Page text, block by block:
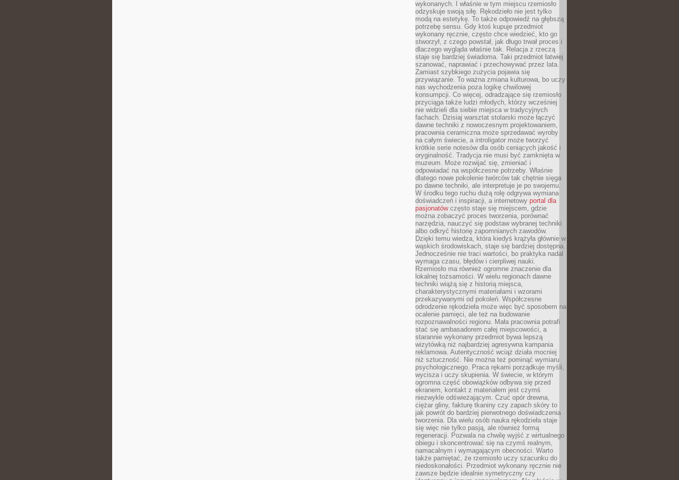
wykonanych. I właśnie w tym miejscu rzemiosło
odzyskuje swoją siłę. Rękodzieło nie jest tylko
modą na estetykę. To także odpowiedź na głębszą
potrzebę sensu. Gdy ktoś kupuje przedmiot
wykonany ręcznie, często chce wiedzieć, kto go
stworzył, z czego powstał, jak długo trwał proces i
dlaczego wygląda właśnie tak. Relacja z rzeczą
staje się bardziej świadoma. Taki przedmiot łatwiej
szanować, naprawiać i przechowywać przez lata.
Zamiast szybkiego zużycia pojawia się
przywiązanie. To ważna zmiana kulturowa, bo uczy
nas wychodzenia poza logikę chwilowej
konsumpcji. Co więcej, odradzające się rzemiosło
przyciąga także ludzi młodych, którzy wcześniej
nie widzieli dla siebie miejsca w tradycyjnych
fachach. Dzisiaj warsztat stolarski może łączyć
dawne techniki z nowoczesnym projektowaniem,
pracownia ceramiczna może sprzedawać wyroby
na całym świecie, a introligator może tworzyć
krótkie serie notesów dla osób ceniących jakość i
oryginalność. Tradycja nie musi być zamknięta w
muzeum. Może rozwijać się, zmieniać i
odpowiadać na współczesne potrzeby. Właśnie
dlatego nowe pokolenie twórców tak chętnie sięga
po dawne techniki, ale interpretuje je po swojemu.
W środku tego ruchu dużą rolę odgrywa wymiana
doświadczeń i inspiracji, a internetowy portal dla
pasjonatówczęsto staje się miejscem, gdzie
można zobaczyć proces tworzenia, porównać
narzędzia, nauczyć się podstaw wybranej techniki
albo odkryć historię zapomnianych zawodów.
Dzięki temu wiedza, która kiedyś krążyła głównie w
wąskich środowiskach, staje się bardziej dostępna.
Jednocześnie nie traci wartości, bo praktyka nadal
wymaga czasu, błędów i cierpliwej nauki.
Rzemiosło ma również ogromne znaczenie dla
lokalnej tożsamości. W wielu regionach dawne
techniki wiążą się z historią miejsca,
charakterystycznymi materiałami i wzorami
przekazywanymi od pokoleń. Współczesne
odrodzenie rękodzieła może więc być sposobem na
ocalenie pamięci, ale też na budowanie
rozpoznawalności regionu. Mała pracownia potrafi
stać się ambasadorem całej miejscowości, a
starannie wykonany przedmiot bywa lepszą
wizytówką niż najbardziej agresywna kampania
reklamowa. Autentyczność wciąż działa mocniej
niż sztuczność. Nie można też pominąć wymiaru
psychologicznego. Praca rękami porządkuje myśli,
wycisza i uczy skupienia. W świecie, w którym
ogromna część obowiązków odbywa się przed
ekranem, kontakt z materiałem jest czymś
niezwykle odświeżającym. Czuć opór drewna,
ciężar gliny, fakturę tkaniny czy zapach skóry to
jak powrót do bardziej pierwotnego doświadczenia
tworzenia. Dla wielu osób nauka rękodzieła staje
się więc nie tylko pasją, ale również formą
regeneracji. Pozwala na chwilę wyjść z wirtualnego
obiegu i skoncentrować się na czymś realnym,
namacalnym i wymagającym obecności. Warto
także pamiętać, że rzemiosło uczy szacunku do
niedoskonałości. Przedmiot wykonany ręcznie nie
zawsze będzie idealnie symetryczny czy